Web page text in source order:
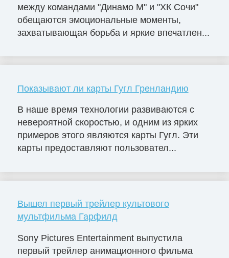
между командами "Динамо М" и "ХК Сочи"
обещаются эмоциональные моменты,
захватывающая борьба и яркие впечатлен...
Показывают ли карты Гугл Гренландию
В наше время технологии развиваются с
невероятной скоростью, и одним из ярких
примеров этого являются карты Гугл. Эти
карты предоставляют пользовател...
Вышел первый трейлер культового
мультфильма Гарфилд
Sony Pictures Entertainment выпустила
первый трейлер анимационного фильма